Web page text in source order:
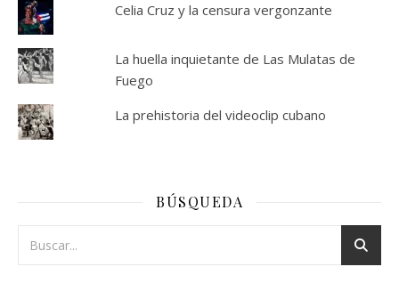
Celia Cruz y la censura vergonzante
La huella inquietante de Las Mulatas de
Fuego
La prehistoria del videoclip cubano
BÚSQUEDA